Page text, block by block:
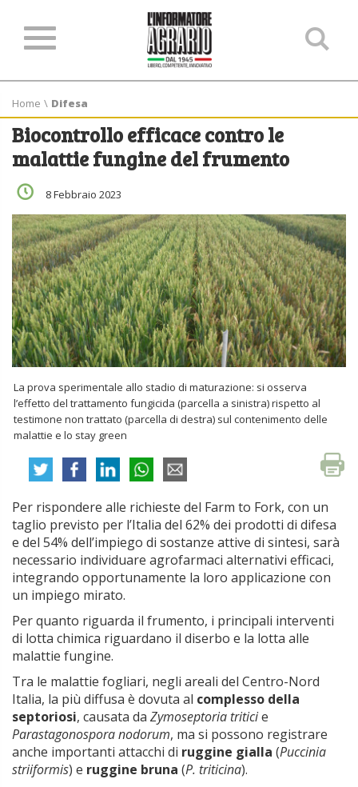
Home \ Difesa
Biocontrollo efficace contro le
malattie fungine del frumento
8 Febbraio 2023
La prova sperimentale allo stadio di maturazione: si osserva
l’effetto del trattamento fungicida (parcella a sinistra) rispetto al
testimone non trattato (parcella di destra) sul contenimento delle
malattie e lo stay green
Per rispondere alle richieste del Farm to Fork, con un
taglio previsto per l’Italia del 62% dei prodotti di difesa
e del 54% dell’impiego di sostanze attive di sintesi, sarà
necessario individuare agrofarmaci alternativi efficaci,
integrando opportunamente la loro applicazione con
un impiego mirato.
Per quanto riguarda il frumento, i principali interventi
di lotta chimica riguardano il diserbo e la lotta alle
malattie fungine.
Tra le malattie fogliari, negli areali del Centro-Nord
Italia, la più diffusa è dovuta al complesso della
septoriosi, causata da Zymoseptoria triticie
Parastagonospora nodorum, ma si possono registrare
anche importanti attacchi di ruggine gialla (Puccinia
striiformis) e ruggine bruna (P. triticina).